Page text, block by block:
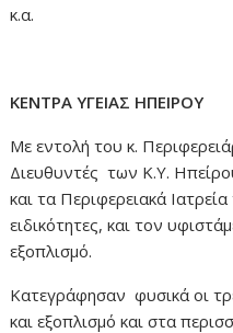
κ.α.
ΚΕΝΤΡΑ ΥΓΕΙΑΣ ΗΠΕΙΡΟΥ
Με εντολή του κ.
Διευθυντές των Κ.Υ.
και τα Περιφερειακά
ειδικότητες, και τον
εξοπλισμό.
Κατεγράφησαν φυσικά οι
και εξοπλισμό και στα